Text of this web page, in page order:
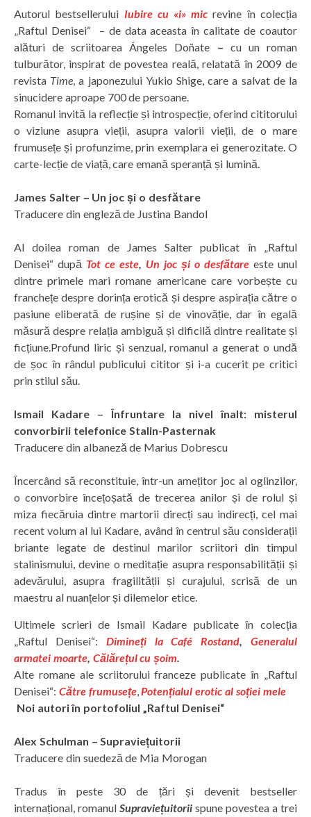
Autorul bestsellerului Iubire cu «i» mic revine în colecția
„Raftul Denisei“ – de data aceasta în calitate de coautor
alături de scriitoarea Ángeles Doñate – cu un roman
tulburător, inspirat de povestea reală, relatată în 2009 de
revista Time, a japonezului Yukio Shige, care a salvat de la
sinucidere aproape 700 de persoane.
Romanul invită la reflecție și introspecție, oferind cititorului
o viziune asupra vieții, asupra valorii vieții, de o mare
frumusețe și profunzime, prin exemplara ei generozitate. O
carte-lecție de viață, care emană speranță și lumină.
James Salter – Un joc și o desfătare
Traducere din engleză de Justina Bandol
Al doilea roman de James Salter publicat în „Raftul
Denisei“ după Tot ce este, Un joc și o desfătareeste unul
dintre primele mari romane americane care vorbește cu
franchețe despre dorința erotică și despre aspirația către o
pasiune eliberată de rușine și de vinovăție, dar în egală
măsură despre relația ambiguă și dificilă dintre realitate și
ficțiune.Profund liric și senzual, romanul a generat o undă
de șoc în rândul publicului cititor și i-a cucerit pe critici
prin stilul său.
Ismail Kadare – Înfruntare la nivel înalt: misterul
convorbirii telefonice Stalin-Pasternak
Traducere din albaneză de Marius Dobrescu
Încercând să reconstituie, într-un amețitor joc al oglinzilor,
o convorbire încețoșată de trecerea anilor și de rolul și
miza fiecăruia dintre martorii direcți sau indirecți, cel mai
recent volum al lui Kadare, având în centrul său considerații
briante legate de destinul marilor scriitori din timpul
stalinismului, devine o meditație asupra responsabilității și
adevărului, asupra fragilității și curajului, scrisă de un
maestru al nuanțelor și dilemelor etice.
Ultimele scrieri de Ismail Kadare publicate în colecția
„Raftul Denisei“: Dimineți la Café Rostand,Generalul
armatei moarte, Călărețul cu șoim.
Alte romane ale scriitorului franceze publicate în „Raftul
Denisei“: Către frumusețe,Potențialul erotic al soției mele
Noi autori în portofoliul „Raftul Denisei“
Alex Schulman – Supraviețuitorii
Traducere din suedeză de Mia Morogan
Tradus în peste 30 de țări și devenit bestseller
internațional, romanul Supraviețuitorii spune povestea a trei